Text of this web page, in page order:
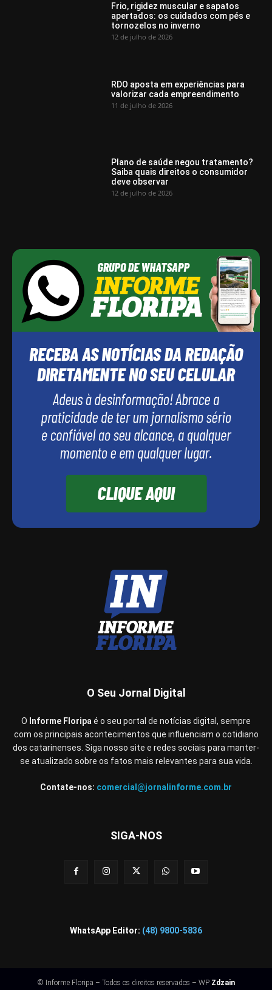
Frio, rigidez muscular e sapatos
apertados: os cuidados com pés e
tornozelos no inverno
12 de julho de 2026
RDO aposta em experiências para
valorizar cada empreendimento
11 de julho de 2026
Plano de saúde negou tratamento?
Saiba quais direitos o consumidor
deve observar
12 de julho de 2026
O Seu Jornal Digital
O Informe Floripaé o seu portal de notícias digital, sempre
com os principais acontecimentos que influenciam o cotidiano
dos catarinenses. Siga nosso site e redes sociais para manter-
se atualizado sobre os fatos mais relevantes para sua vida.
Contate-nos: comercial@jornalinforme.com.br
SIGA-NOS
WhatsApp Editor: (48) 9800-5836
© Informe Floripa – Todos os direitos reservados – WP Zdzain